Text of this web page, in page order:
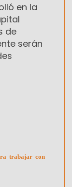
en la
de
serán
trabajar con